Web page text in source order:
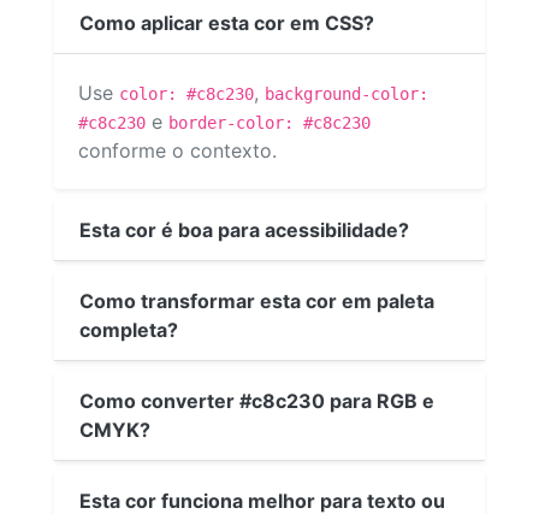
Como aplicar esta cor em CSS?
Use color: #c8c230, background-color:
#c8c230 e border-color: #c8c230
conforme o contexto.
Esta cor é boa para acessibilidade?
Como transformar esta cor em paleta
completa?
Como converter #c8c230 para RGB e
CMYK?
Esta cor funciona melhor para texto ou